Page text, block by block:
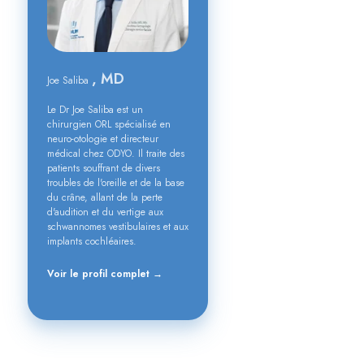
Joe Saliba , MD
Le Dr Joe Saliba est un
chirurgien ORL spécialisé en
neuro-otologie et directeur
médical chez ODYO. Il traite des
patients souffrant de divers
troubles de l'oreille et de la base
du crâne, allant de la perte
d'audition et du vertige aux
schwannomes vestibulaires et aux
implants cochléaires.
Voir le profil complet →